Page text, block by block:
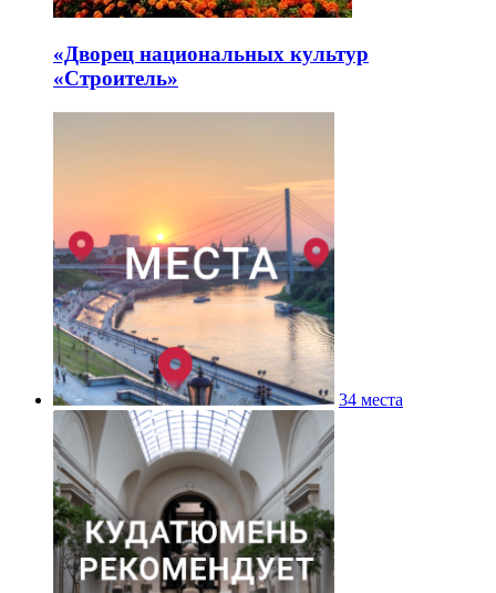
«Дворец национальных культур
«Строитель»
34 места